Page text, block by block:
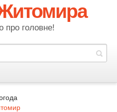
про головне!